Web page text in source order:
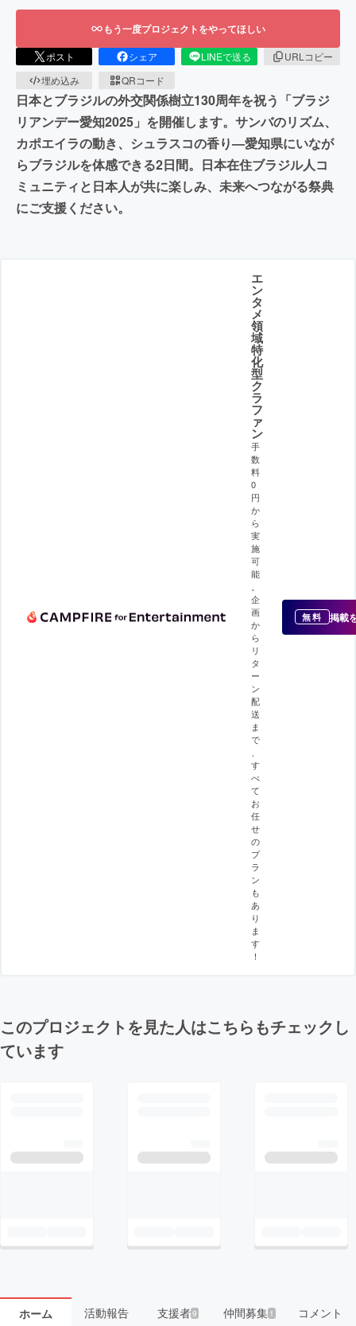
もう一度プロジェクトをやってほしい
ポスト シェア LINEで送る
URLコピー
埋め込み
QRコード
日本とブラジルの外交関係樹立130周年を祝う「ブラジ
リアンデー愛知2025」を開催します。サンバのリズム、
カポエイラの動き、シュラスコの香り—愛知県にいなが
らブラジルを体感できる2日間。日本在住ブラジル人コ
ミュニティと日本人が共に楽しみ、未来へつながる祭典
にご支援ください。
エ
ン
タ
メ
領
域
特
化
型
ク
ラ
フ
ァ
ン
手
数
料
0
円
か
ら
実
施
可
能
企
画
か
ら
リ
タ
ー
ン
配
送
ま
で
す
べ
て
お
任
せ
の
プ
ラ
ン
も
あ
り
ま
す
！
無料 掲載
このプロジェクトを見た人はこちらもチェックし
ています
ホーム 活動報告 支援者9 仲間募集 1 コメント